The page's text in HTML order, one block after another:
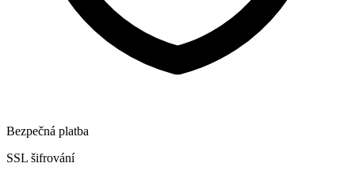
Bezpečná platba
SSL šifrování